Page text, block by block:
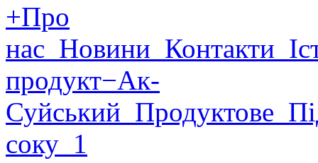
+Про
нас Новини Контакти
продукт−Ак-
Суйський Продуктове
соку 1